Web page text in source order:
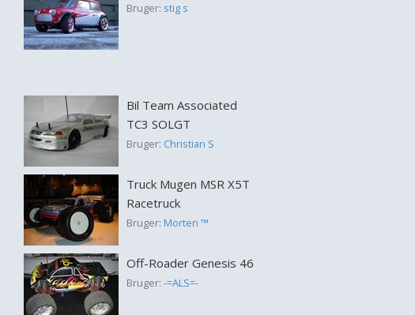
Bruger: stig s
Bil Team Associated
TC3 SOLGT
Bruger: Christian S
Truck Mugen MSR X5T
Racetruck
Bruger: Morten ™
Off-Roader Genesis 46
Bruger: -=ALS=-